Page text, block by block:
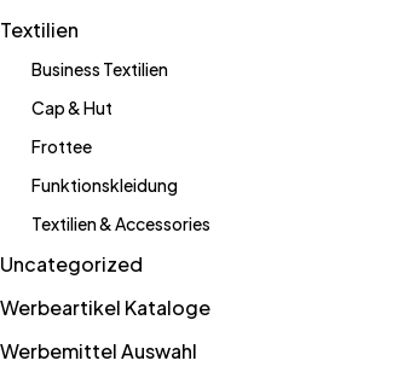
Textilien
Business Textilien
Cap & Hut
Frottee
Funktionskleidung
Textilien & Accessories
Uncategorized
Werbeartikel Kataloge
Werbemittel Auswahl